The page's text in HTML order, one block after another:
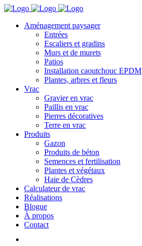
Aménagement paysager
Entrées
Escaliers et gradins
Murs et de murets
Patios
Installation caoutchouc EPDM
Plantes, arbres et fleurs
Vrac
Gravier en vrac
Paillis en vrac
Pierres décoratives
Terre en vrac
Produits
Gazon
Produits de béton
Semences et fertilisation
Plantes et végétaux
Haie de Cèdres
Calculateur de vrac
Réalisations
Blogue
À propos
Contact